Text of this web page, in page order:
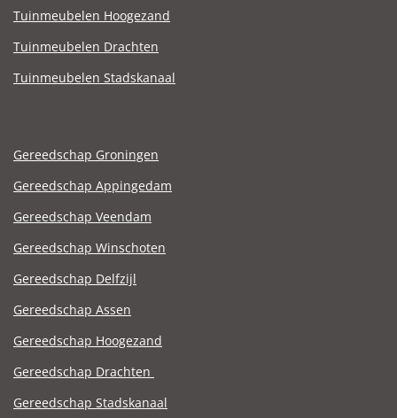
Tuinmeubelen Hoogezand
Tuinmeubelen Drachten
Tuinmeubelen Stadskanaal
Gereedschap Groningen
Gereedschap Appingedam
Gereedschap Veendam
Gereedschap Winschoten
Gereedschap Delfzijl
Gereedschap Assen
Gereedschap Hoogezand
Gereedschap Drachten
Gereedschap Stadskanaal